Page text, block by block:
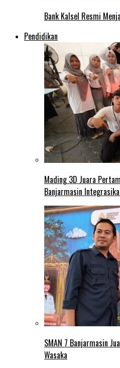
Bank Kalsel Resmi
Pendidikan
Mading 3D Juara
Banjarmasin
SMAN 7 Banjarmasin
Wasaka